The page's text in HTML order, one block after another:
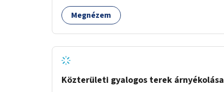
Megnézem
Közterületi gyalogos terek árnyékolása